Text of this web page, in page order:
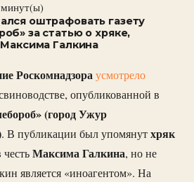
минут(ы)
оштрафовать газету
за статью о хряке,
Галкина
Роскомнадзораусмотрело
опубликованной в
(город Ужур
. В публикации был упомянутхряк
Максима Галкина, но не
является «иноагентом». На